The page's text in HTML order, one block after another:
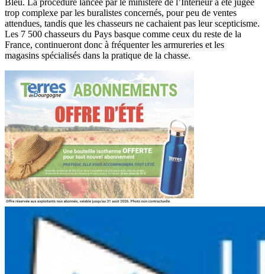
Bleu. La procédure lancée par le ministère de l’Intérieur a été jugée
trop complexe par les buralistes concernés, pour peu de ventes
attendues, tandis que les chasseurs ne cachaient pas leur scepticisme.
Les 7 500 chasseurs du Pays basque comme ceux du reste de la
France, continueront donc à fréquenter les armureries et les
magasins spécialisés dans la pratique de la chasse.